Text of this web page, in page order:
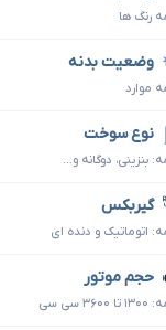
رنگ ها
وضعیت بدنه
موارد
نوع سوخت
بنزینی، دوگانه و...
گیربکس
اتوماتیک و دنده ای
حجم موتور
سی سی